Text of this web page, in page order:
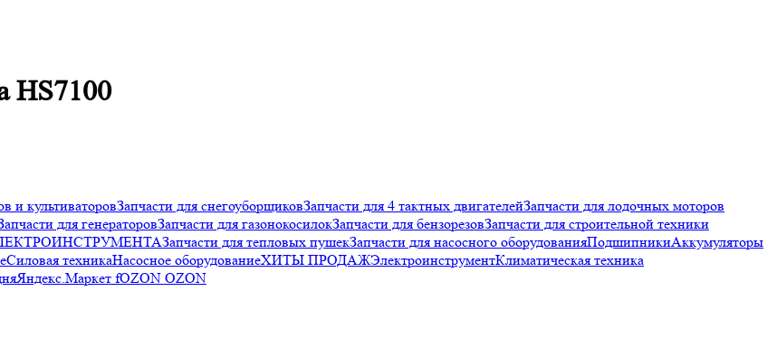
HS7100
и культиваторовЗапчасти для снегоуборщиковЗапчасти для 4 тактных двигателейЗапчасти для лодочных моторов
для генераторовЗапчасти для газонокосилокЗапчасти для бензорезовЗапчасти для строительной техники
ЭЛЕКТРОИНСТРУМЕНТАЗапчасти для тепловых пушекЗапчасти для насосного оборудованияПодшипникиАккумуляторы
Силовая техникаНасосное оборудованиеХИТЫ ПРОДАЖЭлектроинструментКлиматическая техника
Яндекс.Маркет fOZON OZON